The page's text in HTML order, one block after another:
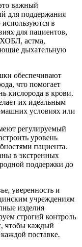
важный
для поддержания
в
для пациентов,
ХОБЛ, астма,
дыхательную
обеспечивают
что помогает
кислорода в крови.
их идеальным
условиях или
регулируемый
уровень
пациента.
в экстренных
поддержки до
уверенность и
учреждениям
изделия
строгий контроль
чтобы каждый
поставке.